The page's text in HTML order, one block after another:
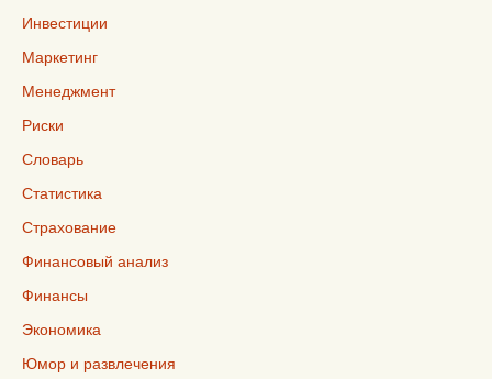
Инвестиции
Маркетинг
Менеджмент
Риски
Словарь
Статистика
Страхование
Финансовый анализ
Финансы
Экономика
Юмор и развлечения